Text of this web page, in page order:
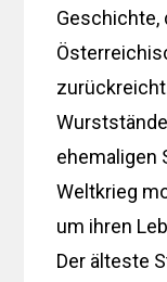
Geschichte,
ehemaligen
Weltkrieg
um ihren
Der älteste